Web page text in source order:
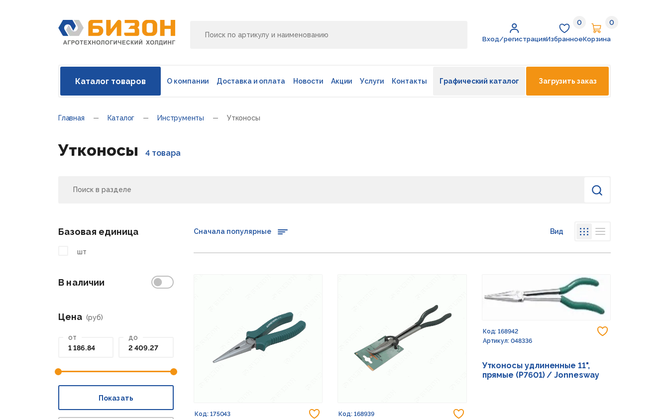
Вход/регистрация
Избранное
0
Избранное
Корзина
0
Корзина
Каталог товаров О компании Доставка и оплата Новости Акции Услуги Контакты Графический каталог Загрузить заказ
Главная Каталог Инструменты Утконосы
Утконосы 4 товара
Найти
Базовая единица
шт
В наличии
Цена (руб)
от до
Показать
Сначала популярные Вид
Добавить в избранное
Код: 175043
Код: 168939
Код: 168942
Артикул: 048336
Утконосы удлиненные 11",
прямые (P7601) / Jonnesway